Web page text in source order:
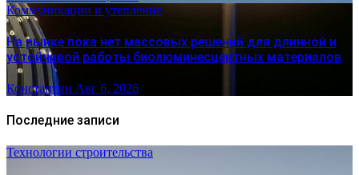
Коммуникации и утепление
На рынке пока нет массовых решений для длинной и
устойчивой работы биолюминесцентных материалов
Константин Авг 6, 2026
Последние записи
Технологии строительства